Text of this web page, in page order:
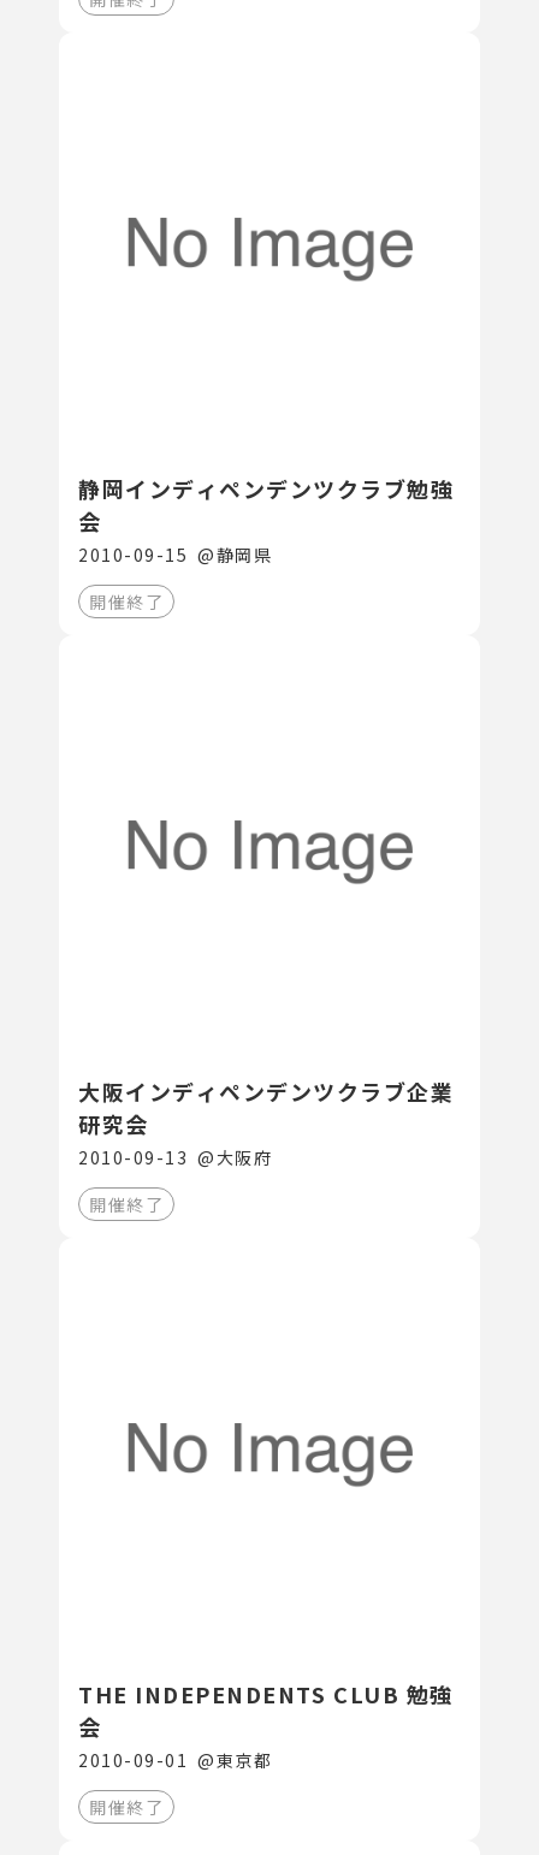
静岡インディペンデンツクラブ勉強
会
2010-09-15 @静岡県
開催終了
大阪インディペンデンツクラブ企業
研究会
2010-09-13 @大阪府
開催終了
THE INDEPENDENTS CLUB 勉強
会
2010-09-01 @東京都
開催終了